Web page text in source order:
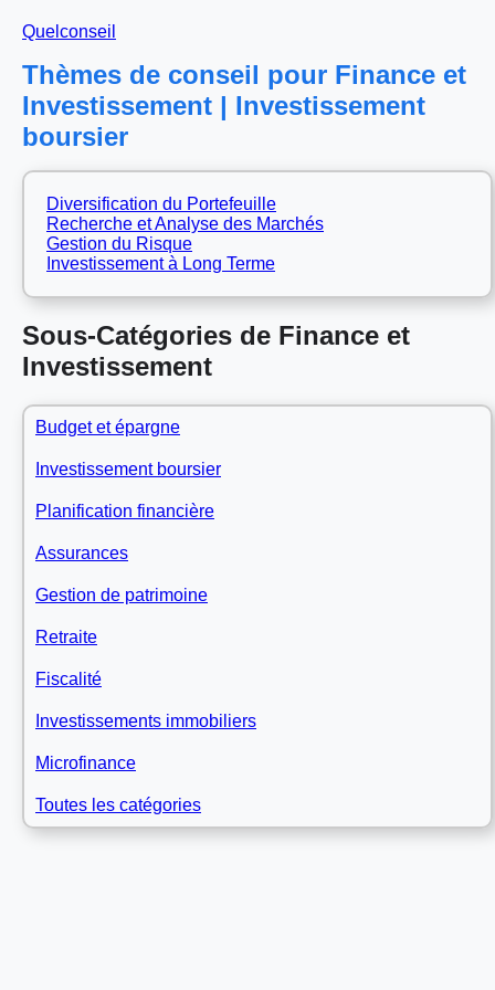
Quelconseil
Thèmes de conseil pour Finance et
Investissement | Investissement
boursier
Diversification du Portefeuille
Recherche et Analyse des Marchés
Gestion du Risque
Investissement à Long Terme
Sous-Catégories de Finance et
Investissement
Budget et épargne
Investissement boursier
Planification financière
Assurances
Gestion de patrimoine
Retraite
Fiscalité
Investissements immobiliers
Microfinance
Toutes les catégories